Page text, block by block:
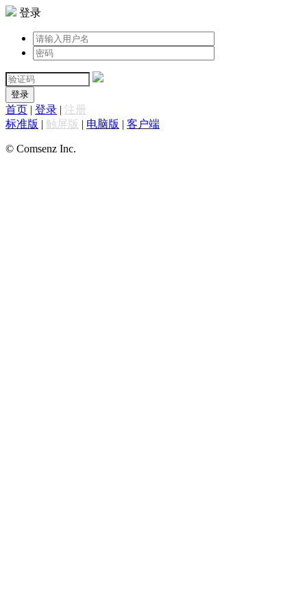
登录
登录
首页 | 登录 | 注册
标准版 | 触屏版 | 电脑版 | 客户端
© Comsenz Inc.